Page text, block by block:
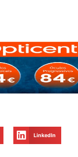
LinkedIn